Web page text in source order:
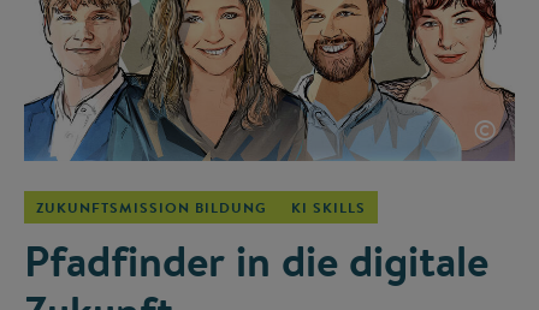
©
ZUKUNFTSMISSION BILDUNG KI SKILLS
Pfadfinder in die digitale